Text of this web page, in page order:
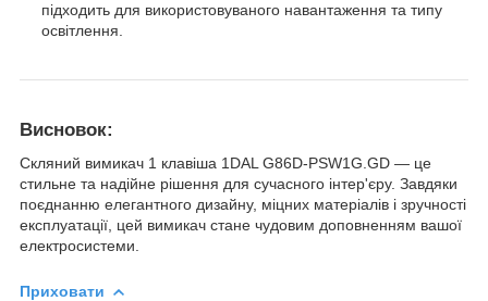
підходить для використовуваного навантаження та типу
освітлення.
Висновок:
Скляний вимикач 1 клавіша 1DAL G86D-PSW1G.GD — це
стильне та надійне рішення для сучасного інтер'єру. Завдяки
поєднанню елегантного дизайну, міцних матеріалів і зручності
експлуатації, цей вимикач стане чудовим доповненням вашої
електросистеми.
Приховати